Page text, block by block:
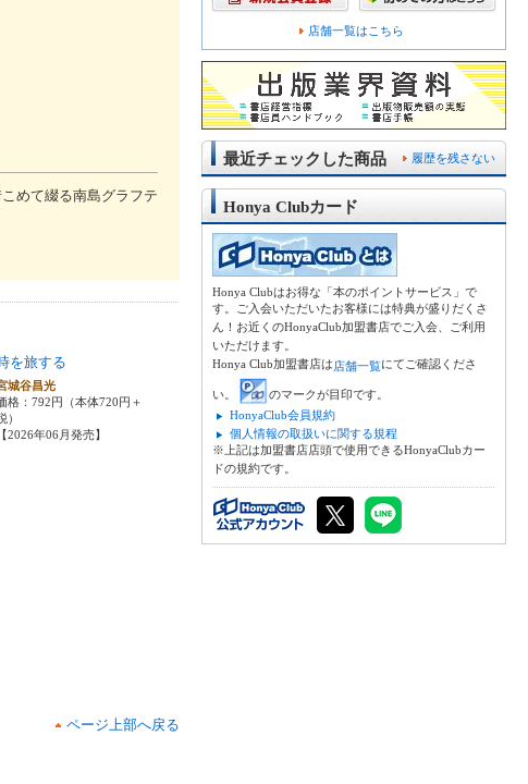
めて綴る南島グラフテ
を旅する
城谷昌光
格：792円（本体720円＋
）
【2026年06月発売】
ページ上部へ戻る
店舗一覧はこちら
履歴を残さない
最近チェックした商品
Honya Clubカード
Honya Clubはお得な「本のポイントサービス」で
す。ご入会いただいたお客様には特典が盛りだくさ
ん！お近くのHonyaClub加盟書店でご入会、ご利用
いただけます。
Honya Club加盟書店は店舗一覧にてご確認くださ
い。
のマークが目印です。
HonyaClub会員規約
個人情報の取扱いに関する規程
※上記は加盟書店店頭で使用できるHonyaClubカー
ドの規約です。